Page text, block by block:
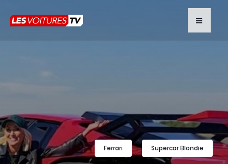
Ferrari Supercar Blondie